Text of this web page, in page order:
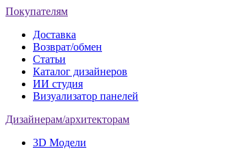
Покупателям
Доставка
Возврат/обмен
Статьи
Каталог дизайнеров
ИИ студия
Визуализатор панелей
Дизайнерам/архитекторам
3D Модели